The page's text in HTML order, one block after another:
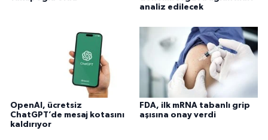
analiz edilecek
OpenAI, ücretsiz
ChatGPT’de mesaj kotasını
kaldırıyor
FDA, ilk mRNA tabanlı grip
aşısına onay verdi